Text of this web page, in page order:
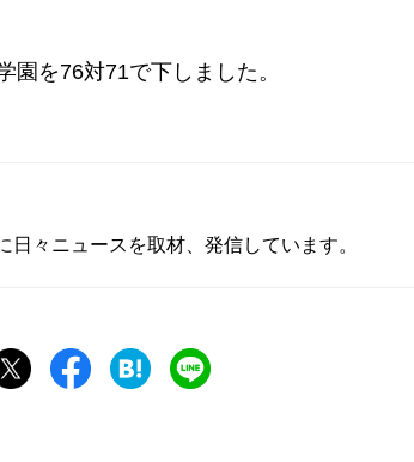
を76対71で下しました。
日々ニュースを取材、発信しています。